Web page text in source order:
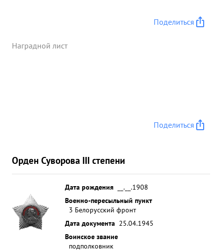
Поделиться
Наградной лист
Поделиться
Орден Суворова III степени
Дата рождения
__.__.1908
Военно-пересыльный пункт
3 Белорусский фронт
Дата документа 25.04.1945
Воинское звание
подполковник